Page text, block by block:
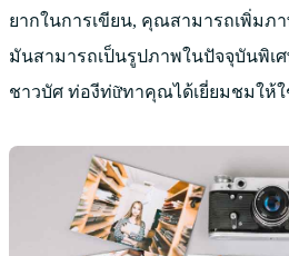
ยากในการเขียน, คุณสามารถเพิ่มภ
มันสามารถเป็นรูปภาพในปัจจุบันพิเ
ชาวบัศ ท่องีท่ữทาคุณได้เยี่ยมชมให้